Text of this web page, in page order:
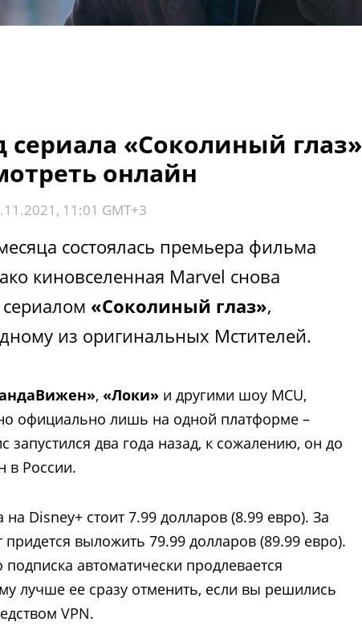
сериала «Соколиный глаз»
онлайн
11:01 GMT+3
состоялась премьера фильма
киновселенная Marvel снова
«Соколиный глаз»,
из оригинальных Мстителей.
, «Локи» и другими шоу MCU,
официально лишь на одной платформе –
запустился два года назад, к сожалению, он до
в России.
Disney+ стоит 7.99 долларов (8.99 евро). За
выложить 79.99 долларов (89.99 евро).
подписка автоматически продлевается
лучше ее сразу отменить, если вы решились
VPN.